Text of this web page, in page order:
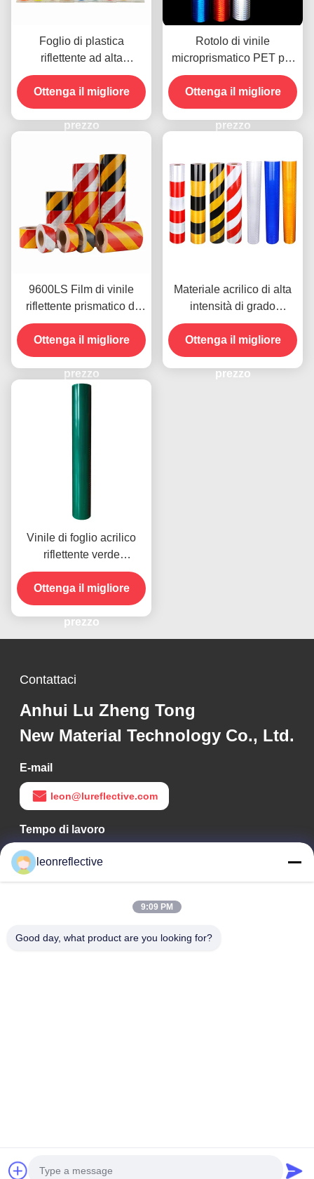
Foglio di plastica
riflettente ad alta
luminosità foglio di vinile
riflettente EGP prismatico
Ottenga il migliore
prezzo
Rotolo di vinile
microprismatico PET per
segnaletica stradale
riflettente
Ottenga il migliore
prezzo
9600LS Film di vinile
riflettente prismatico di
alta intensità
Ottenga il migliore
prezzo
Materiale acrilico di alta
intensità di grado
riflettente film a striscia
inclinata 9300 per adesivi
per veicoli
Ottenga il migliore
prezzo
Vinile di foglio acrilico
riflettente verde
permanente per la
sicurezza stradale
Ottenga il migliore
prezzo
Contattaci
Anhui Lu Zheng Tong
New Material Technology Co., Ltd.
E-mail
leon@lureflective.com
Tempo di lavoro
9:00-18:00
Il nostro indirizzo
zona ad alta tecnologia, Hefei, Anhui, Cina
Politica sulla privacy
leonreflective
9:09 PM
Good day, what product are you looking for?